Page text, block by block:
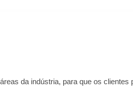
da indústria, para que os